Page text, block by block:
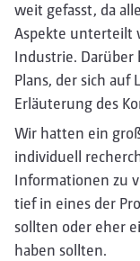
weit gefasst, da
Aspekte unterteilt
Industrie. Darüber
Plans, der sich auf
Erläuterung des
Wir hatten ein
individuell
Informationen zu
tief in eines der
sollten oder eher
haben sollten.